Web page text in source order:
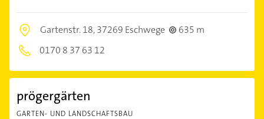
Gartenstr. 18,37269 Eschwege
635 m
0170 8 37 63 12
prögergärten
GARTEN- UND LANDSCHAFTSBAU